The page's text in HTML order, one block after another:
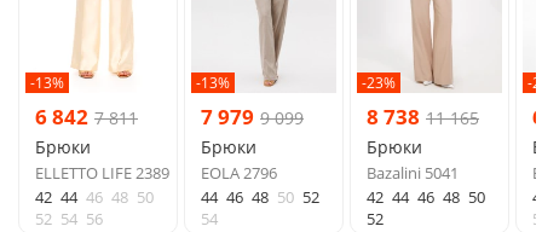
-13%
6 842 7 811
Брюки
ELLETTO LIFE 2389
42 44 46 48 50
52 54 56
-13%
7 979 9 099
Брюки
EOLA 2796
44 46 48 50 52
54
-23%
8 738 11 165
Брюки
Bazalini 5041
42 44 46 48 50
52
-